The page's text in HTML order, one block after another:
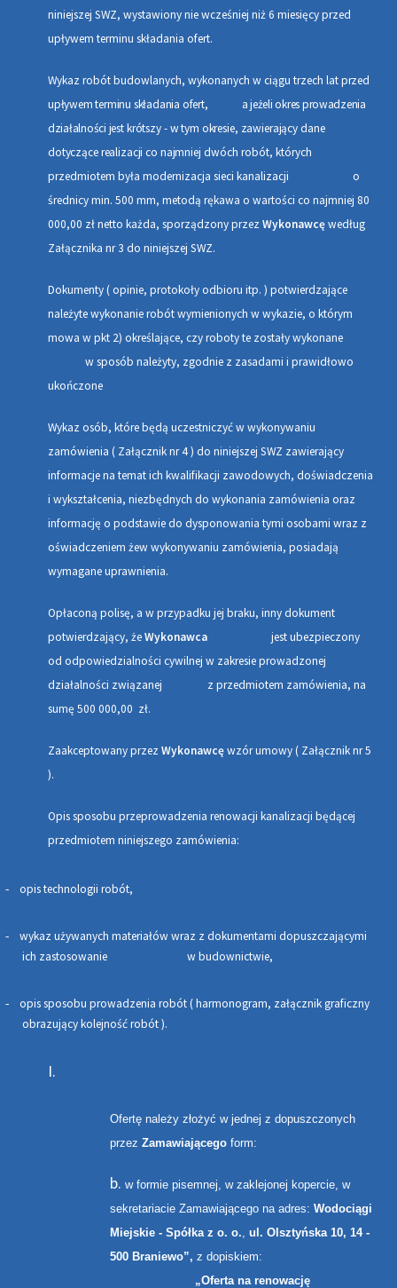
niniejszej SWZ, wystawiony nie wcześniej niż 6 miesięcy przed
upływem terminu składania ofert.
Wykaz robót budowlanych, wykonanych w ciągu trzech latprzed
upływem terminu składania ofert, a jeżeli okres prowadzenia
działalności jest krótszy - w tym okresie, zawierający dane
dotyczące realizacji co najmniej dwóch robót, których
przedmiotem była modernizacja sieci kanalizacji o
średnicy min. 500 mm, metodą rękawa o wartości co najmniej 80
000,00 zł netto każda, sporządzony przez Wykonawcęwedług
Załącznika nr 3 do niniejszej SWZ.
Dokumenty ( opinie, protokoły odbioru itp. ) potwierdzające
należyte wykonanie robót wymienionych w wykazie, o którym
mowa w pkt 2) określające, czy roboty te zostały wykonane
w sposób należyty, zgodnie z zasadami i prawidłowo
ukończone
Wykaz osób, które będą uczestniczyć w wykonywaniu
zamówienia ( Załącznik nr 4) do niniejszej SWZ zawierający
informacje na temat ich kwalifikacji zawodowych, doświadczenia
i wykształcenia, niezbędnych do wykonania zamówienia oraz
informację o podstawie do dysponowania tymi osobami wraz z
oświadczeniem żew wykonywaniu zamówienia, posiadają
wymagane uprawnienia.
Opłaconą polisę, a w przypadku jej braku, inny dokument
potwierdzający, żeWykonawca
jest ubezpieczony
od odpowiedzialności cywilnej w zakresie prowadzonej
działalności związanej z przedmiotem zamówienia, na
sumę 500 000,00 zł.
Zaakceptowany przez Wykonawcęwzór umowy ( Załącznik nr 5
).
Opis sposobu przeprowadzenia renowacji kanalizacji będącej
przedmiotem niniejszego zamówienia:
- opis technologii robót,
-
wykaz używanych materiałów wraz z dokumentami dopuszczającymi
ich zastosowanie w budownictwie,
-
opis sposobu prowadzenia robót ( harmonogram, załącznik graficzny
obrazujący kolejność robót ).
Ofertę należy złożyć w jednej z dopuszczonych
przez Zamawiającego form:
w formie pisemnej, w zaklejonej kopercie, w
sekretariacie Zamawiającego na adres: Wodociągi
Miejskie - Spółka z o. o., ul. Olsztyńska 10, 14 -
500 Braniewo”, z dopiskiem:
„Oferta na renowację